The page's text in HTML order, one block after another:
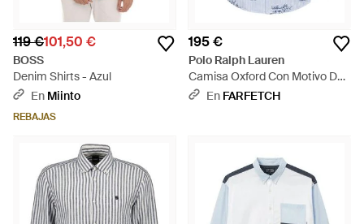
119 €101,50 €
BOSS
Denim Shirts - Azul
En Miinto
REBAJAS
195 €
Polo Ralph Lauren
Camisa Oxford Con Motivo De
Perro Y Faisán - Azul
En FARFETCH